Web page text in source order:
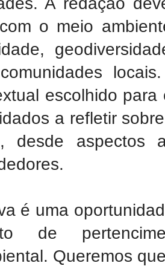
o meio
escolhido
a refletir
desde aspectos
é uma
de
Queremos